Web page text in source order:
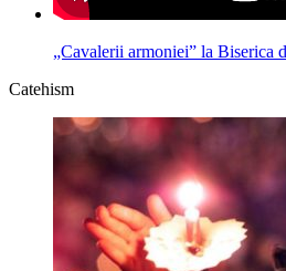
„Cavalerii armoniei” la Biserica
Catehism